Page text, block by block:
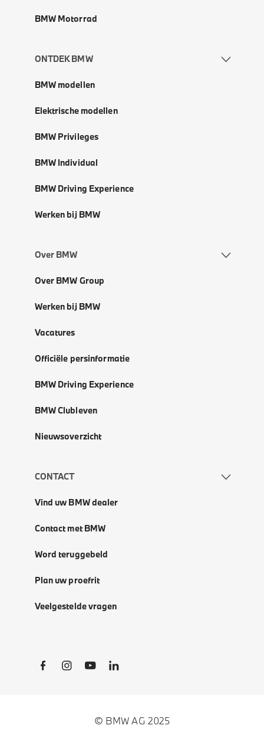
BMW Motorrad
ONTDEK BMW
BMW modellen
Elektrische modellen
BMW Privileges
BMW Individual
BMW Driving Experience
Werken bij BMW
Over BMW
Over BMW Group
Werken bij BMW
Vacatures
Officiële persinformatie
BMW Driving Experience
BMW Clubleven
Nieuwsoverzicht
CONTACT
Vind uw BMW dealer
Contact met BMW
Word teruggebeld
Plan uw proefrit
Veelgestelde vragen
Social Links
© BMW AG 2025